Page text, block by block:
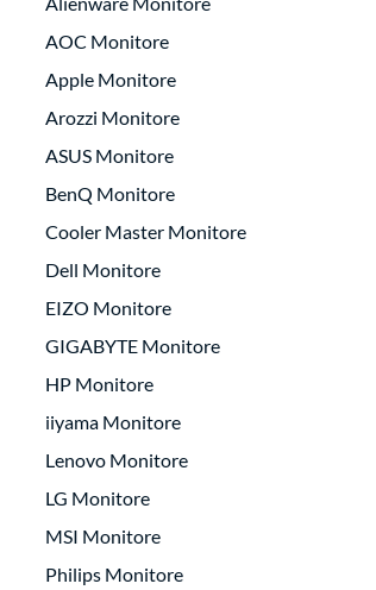
AOC Monitore
Apple Monitore
Arozzi Monitore
ASUS Monitore
BenQ Monitore
Cooler Master Monitore
Dell Monitore
EIZO Monitore
GIGABYTE Monitore
HP Monitore
iiyama Monitore
Lenovo Monitore
LG Monitore
MSI Monitore
Philips Monitore